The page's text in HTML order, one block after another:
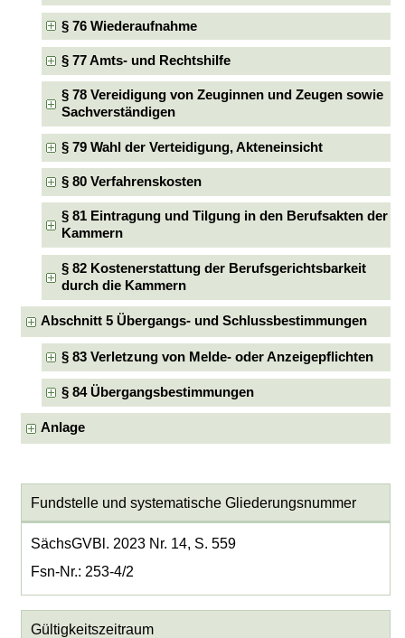
§ 76 Wiederaufnahme
§ 77 Amts- und Rechtshilfe
§ 78 Vereidigung von Zeuginnen und Zeugen sowie
Sachverständigen
§ 79 Wahl der Verteidigung, Akteneinsicht
§ 80 Verfahrenskosten
§ 81 Eintragung und Tilgung in den Berufsakten der
Kammern
§ 82 Kostenerstattung der Berufsgerichtsbarkeit
durch die Kammern
Abschnitt 5 Übergangs- und Schlussbestimmungen
§ 83 Verletzung von Melde- oder Anzeigepflichten
§ 84 Übergangsbestimmungen
Anlage
Fundstelle und systematische Gliederungsnummer
SächsGVBl. 2023 Nr. 14, S. 559
Fsn-Nr.: 253-4/2
Gültigkeitszeitraum